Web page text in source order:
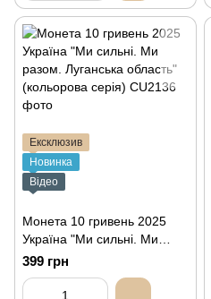
Ексклюзив
Новинка
Відео
Монета 10 гривень 2025
Україна "Ми сильні. Ми
разом. Луганська область"
(кольорова серія)
399 грн